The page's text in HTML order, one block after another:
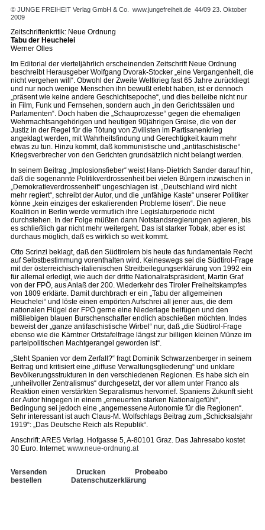
© JUNGE FREIHEIT Verlag GmbH & Co. www.jungefreiheit.de 44/09 23. Oktober
2009
Zeitschriftenkritik: Neue Ordnung
Tabu der Heuchelei
Werner Olles
Im Editorial der vierteljährlich erscheinenden Zeitschrift Neue Ordnung
beschreibt Herausgeber Wolfgang Dvorak-Stocker „eine Vergangenheit, die
nicht vergehen will“. Obwohl der Zweite Weltkrieg fast 65 Jahre zurückliegt
und nur noch wenige Menschen ihn bewußt erlebt haben, ist er dennoch
„präsent wie keine andere Geschichtsepoche“, und dies beileibe nicht nur
in Film, Funk und Fernsehen, sondern auch „in den Gerichtssälen und
Parlamenten“. Doch haben die „Schauprozesse“ gegen die ehemaligen
Wehrmachtsangehörigen und heutigen 90jährigen Greise, die von der
Justiz in der Regel für die Tötung von Zivilisten im Partisanenkrieg
angeklagt werden, mit Wahrheitsfindung und Gerechtigkeit kaum mehr
etwas zu tun. Hinzu kommt, daß kommunistische und „antifaschistische“
Kriegsverbrecher von den Gerichten grundsätzlich nicht belangt werden.
In seinem Beitrag „Implosionsfieber“ weist Hans-Dietrich Sander darauf hin,
daß die sogenannte Politikverdrossenheit bei vielen Bürgern inzwischen in
„Demokratieverdrossenheit“ ungeschlagen ist. „Deutschland wird nicht
mehr regiert“, schreibt der Autor, und die „unfähige Kaste“ unserer Politiker
könne „kein einziges der eskalierenden Probleme lösen“. Die neue
Koalition in Berlin werde vermutlich ihre Legislaturperiode nicht
durchstehen. In der Folge müßten dann Notstandsregierungen agieren, bis
es schließlich gar nicht mehr weitergeht. Das ist starker Tobak, aber es ist
durchaus möglich, daß es wirklich so weit kommt.
Otto Scrinzi beklagt, daß den Südtirolern bis heute das fundamentale Recht
auf Selbstbestimmung vorenthalten wird. Keineswegs sei die Südtirol-Frage
mit der österreichisch-italienischen Streitbeilegungserklärung von 1992 ein
für allemal erledigt, wie auch der dritte Nationalratspräsident, Martin Graf
von der FPÖ, aus Anlaß der 200. Wiederkehr des Tiroler Freiheitskampfes
von 1809 erklärte. Damit durchbrach er ein „Tabu der allgemeinen
Heuchelei“ und löste einen empörten Aufschrei all jener aus, die dem
nationalen Flügel der FPÖ gerne eine Niederlage beifügen und den
mißliebigen blauen Burschenschafter endlich abschießen möchten. Indes
beweist der „ganze antifaschistische Wirbel“ nur, daß „die Südtirol-Frage
ebenso wie die Kärntner Ortstafelfrage längst zur billigen kleinen Münze im
parteipolitischen Machtgerangel geworden ist“.
„Steht Spanien vor dem Zerfall?“ fragt Dominik Schwarzenberger in seinem
Beitrag und kritisiert eine „diffuse Verwaltungsgliederung“ und unklare
Bevölkerungsstrukturen in den verschiedenen Regionen. Es habe sich ein
„unheilvoller Zentralismus“ durchgesetzt, der vor allem unter Franco als
Reaktion einen verstärkten Separatismus hervorrief. Spaniens Zukunft sieht
der Autor hingegen in einem „erneuerten starken Nationalgefühl“,
Bedingung sei jedoch eine „angemessene Autonomie für die Regionen“.
Sehr interessant ist auch Claus-M. Wolfschlags Beitrag zum „Schicksalsjahr
1919“: „Das Deutsche Reich als Republik“.
Anschrift: ARES Verlag. Hofgasse 5, A-80101 Graz. Das Jahresabo kostet
30 Euro. Internet: www.neue-ordnung.at
Versenden Drucken
Probeabo
bestellen
Datenschutzerklärung